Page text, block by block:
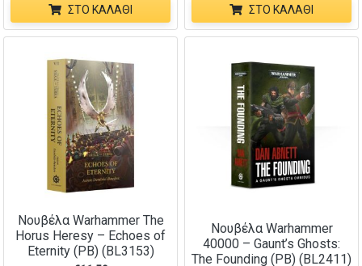
ΣΤΟ ΚΑΛΆΘΙ
ΣΤΟ ΚΑΛΆΘΙ
Νουβέλα Warhammer The
Horus Heresy – Echoes of
Eternity (PB) (BL3153)
Νουβέλα Warhammer
40000 – Gaunt’s Ghosts:
The Founding (PB) (BL2411)